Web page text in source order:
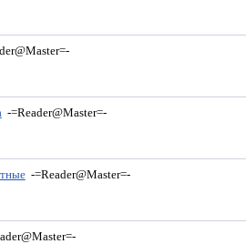
-=Reader@Master=-
-=Reader@Master=-